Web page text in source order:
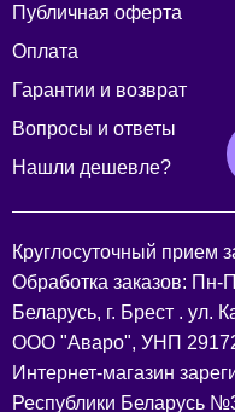
Публичная оферта
Оплата
Гарантии и возврат
Вопросы и ответы
Нашли дешевле?
Круглосуточный прием
Обработка заказов: Пн-
Беларусь, г. Брест . ул.
ООО "Аваро", УНП
Интернет-магазин
Республики Беларусь